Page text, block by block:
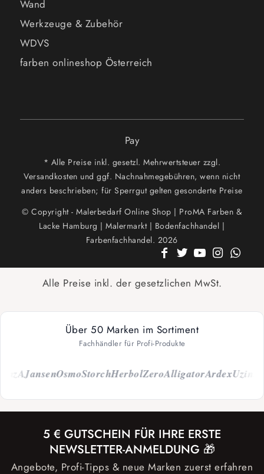
Wand
Werkzeuge & Zubehör
WDVS
farben onlineshop Österreich
Pay
* Alle Preise inkl. gesetzl. Mehrwertsteuer zzgl.
Versandkosten und ggf. Nachnahmegebühren, wenn nicht
anders beschrieben; für Sperrgut gelten gesonderte Preise
© Copyright - Malerbedarf Online Shop | ProMA Farben &
Lacke Hamburg | Malermarkt | Bodenfachhandel |
Farbenfachhandel. 2026
Alle Preise inkl. der gesetzlichen MwSt.
Über 50 Marken im Sortiment
Fachhändler für Profi-Produkte
JansenOsmoStorchHerbolZeroAlligatorArdexUzin
5 € GUTSCHEIN FÜR IHRE ERSTE
NEWSLETTER-ANMELDUNG 🎁
Angebote, Profi-Tipps & neue Marken zuerst erfahren